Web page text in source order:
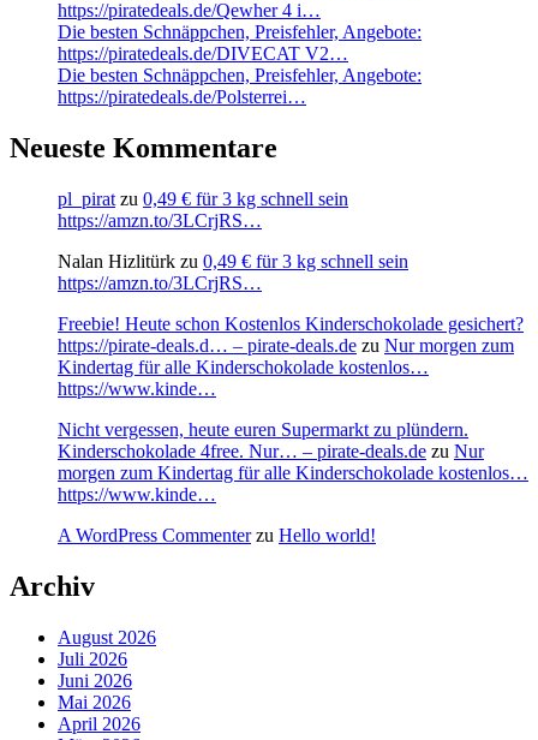
https://piratedeals.de/Qewher 4 i…
Die besten Schnäppchen, Preisfehler, Angebote:
https://piratedeals.de/DIVECAT V2…
Die besten Schnäppchen, Preisfehler, Angebote:
https://piratedeals.de/Polsterrei…
Neueste Kommentare
pl_pirat zu 0,49 € für 3 kg schnell sein
https://amzn.to/3LCrjRS…
Nalan Hizlitürk zu 0,49 € für 3 kg schnell sein
https://amzn.to/3LCrjRS…
Freebie! Heute schon Kostenlos Kinderschokolade gesichert?
https://pirate-deals.d… – pirate-deals.de zu Nur morgen zum
Kindertag für alle Kinderschokolade kostenlos…
https://www.kinde…
Nicht vergessen, heute euren Supermarkt zu plündern.
Kinderschokolade 4free. Nur… – pirate-deals.de zu Nur
morgen zum Kindertag für alle Kinderschokolade kostenlos…
https://www.kinde…
A WordPress Commenterzu Hello world!
Archiv
August 2026
Juli 2026
Juni 2026
Mai 2026
April 2026